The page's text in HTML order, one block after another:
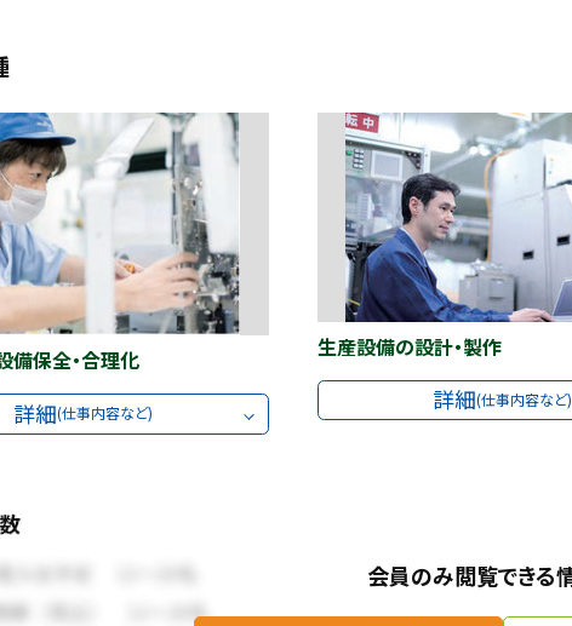
備保全・合理化
詳細(仕事内容など)
生産設備の設計・製作
詳細(仕事内容など)
会員のみ閲覧できる